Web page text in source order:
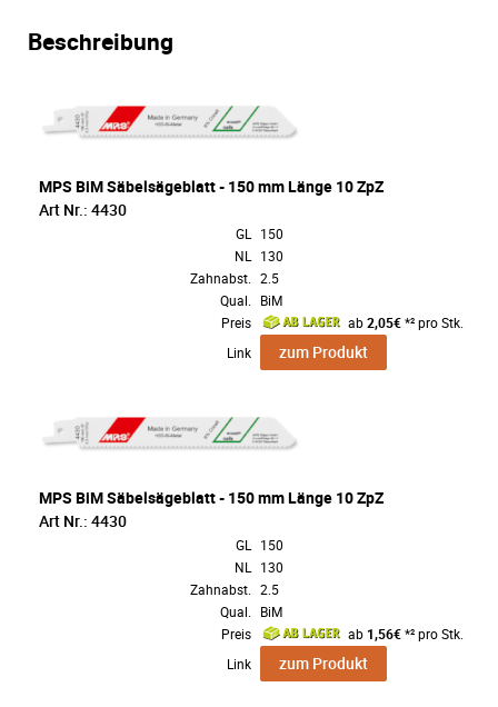
Beschreibung
MPS BiM Säbelsägeblatt - 150 mm Länge 10 ZpZ
Art Nr.: 4430
GL
150
NL
130
Zahnabst.
2.5
Qual.
BiM
Preis
ab2,05€*² pro Stk.
Link
zum Produkt
MPS BiM Säbelsägeblatt - 150 mm Länge 10 ZpZ
Art Nr.: 4430
GL
150
NL
130
Zahnabst.
2.5
Qual.
BiM
Preis
ab 1,56€*² pro Stk.
Link
zum Produkt